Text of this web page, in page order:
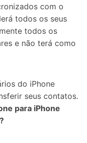
com o
todos os seus
todos os
e não terá como
do iPhone
seus contatos.
para iPhone